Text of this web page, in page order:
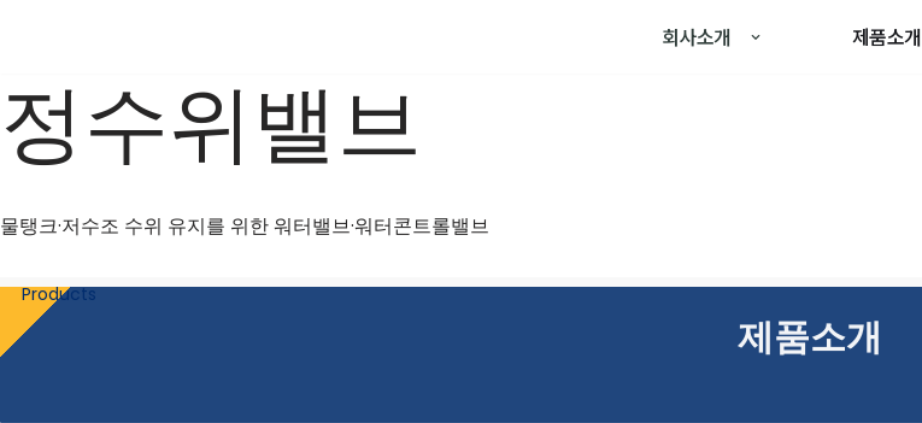
텐
츠
로
너
회사소개 제품소개
정수위밸브
물탱크·저수조 수위 유지를 위한 워터밸브·워터콘트롤밸브
Products
제품소개